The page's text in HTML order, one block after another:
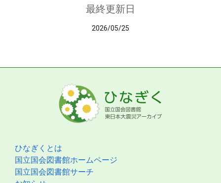
最終更新日
2026/05/25
ひなぎくとは
国立国会図書館ホームページ
国立国会図書館サーチ